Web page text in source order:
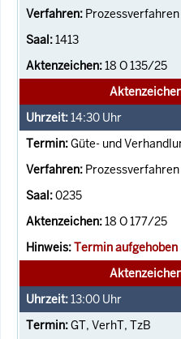
Prozessverfahren
1413
18 O 135/25
14:30 Uhr
Güte- und
Prozessverfahren
0235
18 O 177/25
Termin aufgehoben
13:00 Uhr
GT, VerhT, TzB